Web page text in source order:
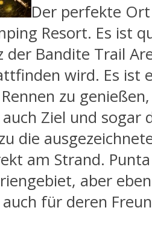
Der perfekte
Resort. Es ist
der Bandite Trail
wird. Es ist
zu
Ziel und sogar
die
am Strand.
aber
für deren